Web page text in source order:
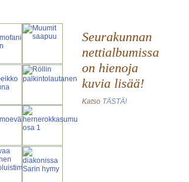
Seurakunnan
nettialbumissa
on hienoja
kuvia lisää!
Katso TÄSTÄ!